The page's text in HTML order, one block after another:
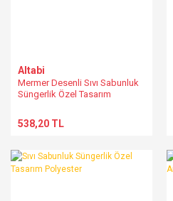
Altabi
Mermer Desenli Sıvı Sabunluk
Süngerlik Özel Tasarım
538,20 TL